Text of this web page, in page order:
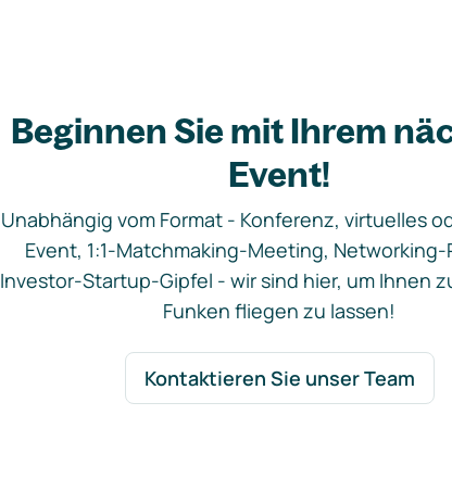
Beginnen Sie mit Ihrem
Event!
Unabhängig vom Format - Konferenz, virtuelles
Event, 1:1-Matchmaking-Meeting, Networking-
Investor-Startup-Gipfel - wir sind hier, um Ihnen
Funken fliegen zu lassen!
Kontaktieren Sie unser Team